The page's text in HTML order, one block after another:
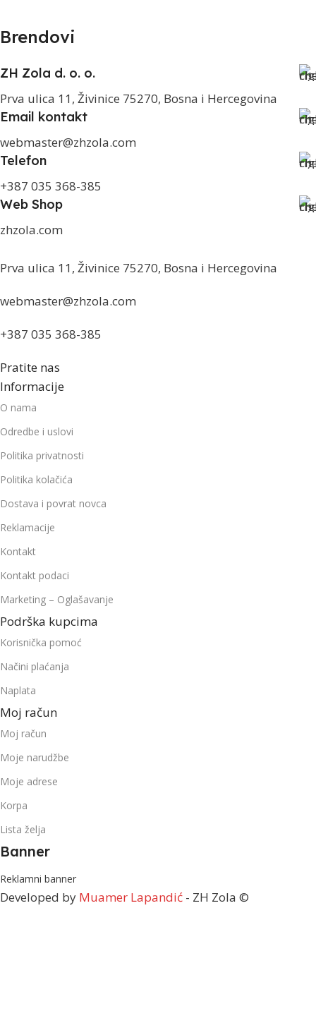
Brendovi
ZH Zola d. o. o.
Prva ulica 11, Živinice 75270, Bosna i Hercegovina
Email kontakt
webmaster@zhzola.com
Telefon
+387 035 368-385
Web Shop
zhzola.com
Prva ulica 11, Živinice 75270, Bosna i Hercegovina
webmaster@zhzola.com
+387 035 368-385
Pratite nas
Informacije
O nama
Odredbe i uslovi
Politika privatnosti
Politika kolačića
Dostava i povrat novca
Reklamacije
Kontakt
Kontakt podaci
Marketing – Oglašavanje
Podrška kupcima
Korisnička pomoć
Načini plaćanja
Naplata
Moj račun
Moj račun
Moje narudžbe
Moje adrese
Korpa
Lista želja
Banner
Reklamni banner
Developed by Muamer Lapandić - ZH Zola ©